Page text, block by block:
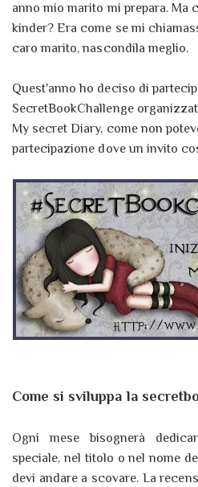
anno mio marito mi prepara. Ma
kinder? Era come se mi
caro marito, nascondila meglio.
Quest'anno ho deciso di
SecretBookChallenge
My secret Diary, come non
partecipazione dove un invito
Come si sviluppa la
Ogni mese bisognerà
speciale, nel titolo o nel nome
devi andare a scovare. La